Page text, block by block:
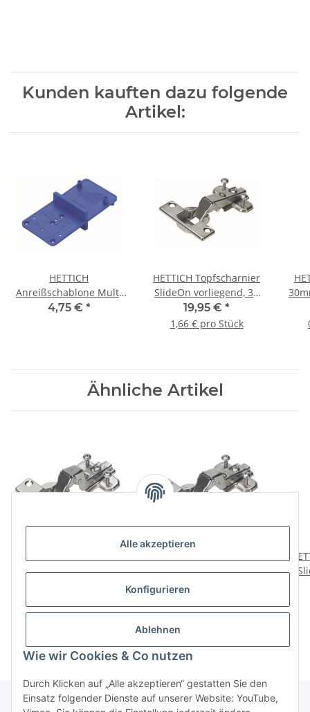
Alle akzeptieren
Konfigurieren
Ablehnen
Wie wir Cookies & Co nutzen
Durch Klicken auf „Alle akzeptieren“ gestatten Sie den
Einsatz folgender Dienste auf unserer Website: YouTube,
Kunden kauften dazu folgende
Artikel:
HETTICH
Anreißschablone Multi
Blue für Topfscharniere
4,75 € *
HETTICH Topfscharnier
SlideOn vorliegend, 35
mm, 12 Stück
19,95 € *
1,66 € pro Stück
Ähnliche Artikel
SlideOn innenliegend,
SlideOn mittelwand,
vernickelt, 35 mm/BA
1,95 €